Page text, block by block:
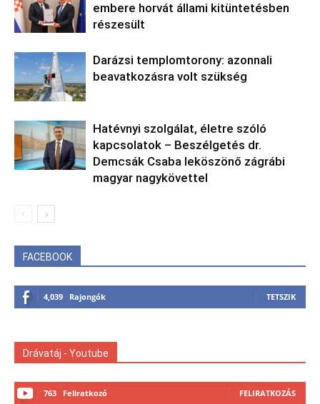
embere horvát állami kitüntetésben
részesült
Darázsi templomtorony: azonnali
beavatkozásra volt szükség
Hatévnyi szolgálat, életre szóló
kapcsolatok – Beszélgetés dr.
Demcsák Csaba leköszönő zágrábi
magyar nagykövettel
FACEBOOK
4,039 Rajongók TETSZIK
Drávatáj - Youtube
763 Feliratkozó FELIRATKOZÁS